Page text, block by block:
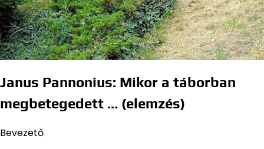
Janus Pannonius: Mikor a táborban
megbetegedett … (elemzés)
Bevezető